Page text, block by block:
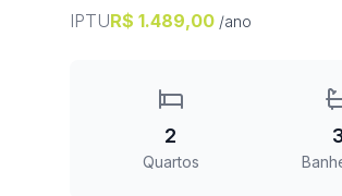
IPTUR$ 1.489,00 /ano
2
Quartos